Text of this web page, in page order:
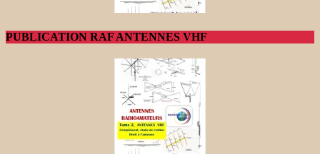
PUBLICATION RAF ANTENNES VHF